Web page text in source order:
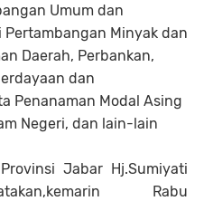
Umum dan
Pertambangan Minyak dan
Daerah, Perbankan,
dan
Penanaman Modal Asing
Negeri, dan lain-lain
Jabar Hj.Sumiyati
Rabu